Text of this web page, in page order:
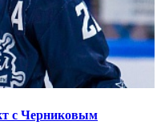
с Черниковым